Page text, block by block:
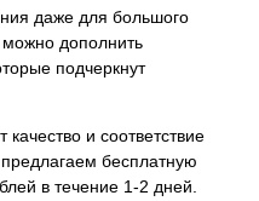
даже для большого
дополнить
подчеркнут
качество и соответствие
бесплатную
в течение 1-2 дней.